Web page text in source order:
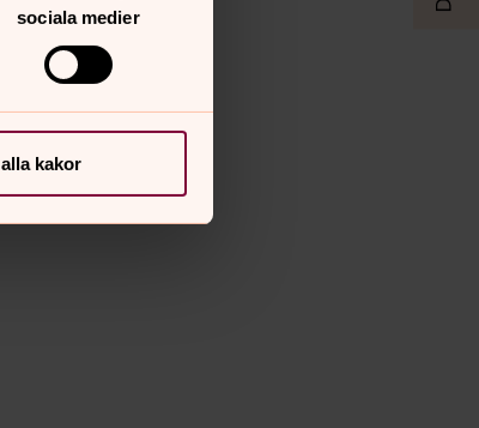
sociala medier
kakor